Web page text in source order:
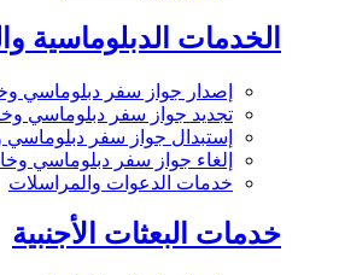
الخدمات الدبلوماسية
إصدار جواز سفر دبلوماسي
تجديد جواز سفر دبلوماسي
إستبدال جواز سفر
إلغاء جواز سفر دبلوماسي
خدمات الدعوات والمراسلات
خدمات البعثات الأجنبية